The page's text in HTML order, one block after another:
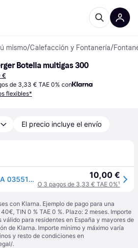
mismo/Calefacción y Fontanería/
Botella multigas 300
€
de 3,33 € TAE 0% con
flexibles*
El precio incluye el envío
Rothenberger 035510-A 035510-A-Botella multigas 300, 0 W, 0 V, Red 10,00 €
O 3 pagos de 3,33 € TAE 0%¹
con Klarna. Ejemplo de pago para una
TIN 0 % TAE 0 %. Plazo: 2 meses. Importe
para residentes en España y mayores de
de Klarna. Importe mínimo y máximo varía
y resto de condiciones en
.